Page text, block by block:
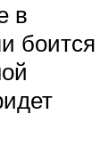
в
боится